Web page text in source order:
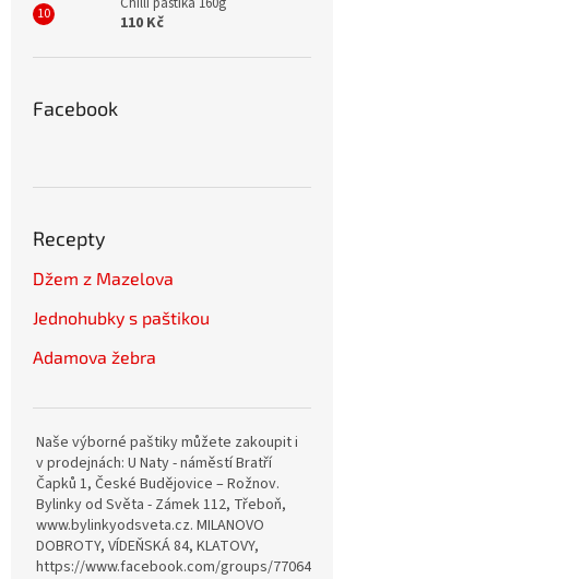
110 Kč
Facebook
Recepty
Džem z Mazelova
Jednohubky s paštikou
Adamova žebra
Naše výborné paštiky můžete zakoupit i
v prodejnách: U Naty - náměstí Bratří
Čapků 1, České Budějovice – Rožnov.
Bylinky od Světa - Zámek 112, Třeboň,
www.bylinkyodsveta.cz. MILANOVO
DOBROTY, VÍDEŇSKÁ 84, KLATOVY,
https://www.facebook.com/groups/770642815057689